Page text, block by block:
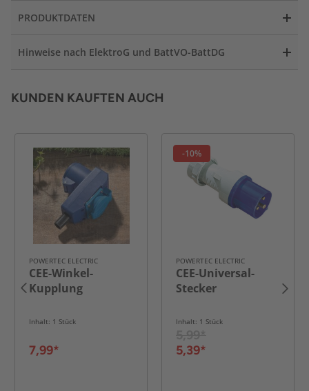
PRODUKTDATEN
Hinweise nach ElektroG und BattVO-BattDG
KUNDEN KAUFTEN AUCH
POWERTEC ELECTRIC
CEE-Winkel-
Kupplung
Inhalt: 1 Stück
7,99*
-10%
POWERTEC ELECTRIC
CEE-Universal-
Stecker
Inhalt: 1 Stück
5,39*